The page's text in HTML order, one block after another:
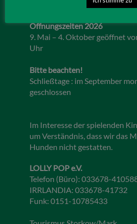
Öffnungszeiten 2026
9. Mai – 4. Oktober geöffnet
Uhr
Bitte beachten!
Schließtage : im September
geschlossen
Im Interesse der spielenden
um Verständnis, dass wir das
Hunden nicht gestatten.
LOLLY POP e.V.
Telefon (Büro): 033678-
IRRLANDIA: 033678-41732
Funk: 0151-10785433